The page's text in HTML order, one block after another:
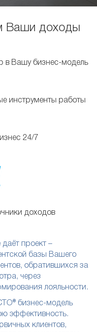
Ваши доходы
в Вашу бизнес-модель
инструменты работы
24/7
доходов
даёт проект –
базы Вашего
обратившихся за
через
лояльности.
бизнес-модель
эффективность.
клиентов,